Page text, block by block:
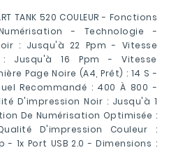
TANK 520 COULEUR - Fonctions
- Technologie -
: Jusqu'à 22 Ppm - Vitesse
: Jusqu'à 16 Ppm - Vitesse
Page Noire (A4, Prêt) : 14 S -
Recommandé : 400 À 800 -
D'impression Noir : Jusqu'à 1
De Numérisation Optimisée :
D'impression Couleur :
- 1x Port USB 2.0 - Dimensions :